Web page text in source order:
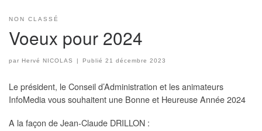
NON CLASSÉ
Voeux pour 2024
par Hervé NICOLAS Publié21 décembre 2023
Le président, le Conseil d’Administration et les animateurs
InfoMedia vous souhaitent une Bonne et Heureuse Année 2024
A la façon de Jean-Claude DRILLON :